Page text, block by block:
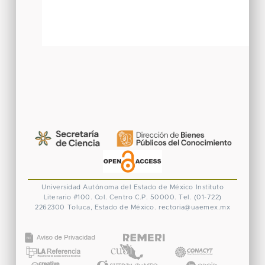
Universidad Autónoma del Estado de México
Instituto
Literario #100. Col. Centro C.P. 50000. Tel. (01-722)
2262300 Toluca, Estado de México. rectoria@uaemex.mx